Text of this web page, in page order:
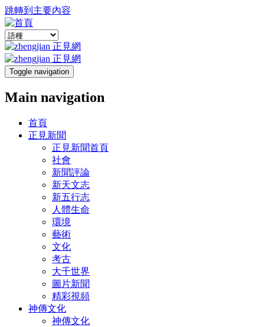
跳轉到主要內容
Toggle navigation
Main navigation
首頁
正見新聞
正見新聞首頁
社會
新聞評論
新天文志
新五行志
人體生命
環境
藝術
文化
考古
大千世界
圖片新聞
精彩視頻
神傳文化
神傳文化